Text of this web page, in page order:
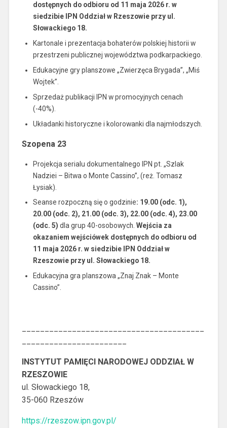
dostępnych do odbioru od 11 maja 2026 r. w
siedzibie IPN Oddział w Rzeszowie przy ul.
Słowackiego 18.
Kartonale i prezentacja bohaterów polskiej historii w
przestrzeni publicznej województwa podkarpackiego.
Edukacyjne gry planszowe „Zwierzęca Brygada”, „Miś
Wojtek”.
Sprzedaż publikacji IPN w promocyjnych cenach
(-40%).
Układanki historyczne i kolorowanki dla najmłodszych.
Szopena 23
Projekcja serialu dokumentalnego IPN pt. „Szlak
Nadziei – Bitwa o Monte Cassino”, (reż. Tomasz
Łysiak).
Seanse rozpoczną się o godzinie: 19.00 (odc. 1),
20.00 (odc. 2), 21.00 (odc. 3), 22.00 (odc. 4), 23.00
(odc. 5) dla grup 40-osobowych. Wejścia za
okazaniem wejściówek dostępnych do odbioru od
11 maja 2026 r. w siedzibie IPN Oddział w
Rzeszowie przy ul. Słowackiego 18.
Edukacyjna gra planszowa „Znaj Znak – Monte
Cassino”.
INSTYTUT PAMIĘCI NARODOWEJ ODDZIAŁ W
RZESZOWIE
ul. Słowackiego 18,
35-060 Rzeszów
https://rzeszow.ipn.gov.pl/